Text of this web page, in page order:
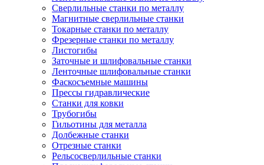
Сверлильные станки по металлу
Магнитные сверлильные станки
Токарные станки по металлу
Фрезерные станки по металлу
Листогибы
Заточные и шлифовальные станки
Ленточные шлифовальные станки
Фаскосъемные машины
Прессы гидравлические
Станки для ковки
Трубогибы
Гильотины для металла
Долбежные станки
Отрезные станки
Рельсосверлильные станки